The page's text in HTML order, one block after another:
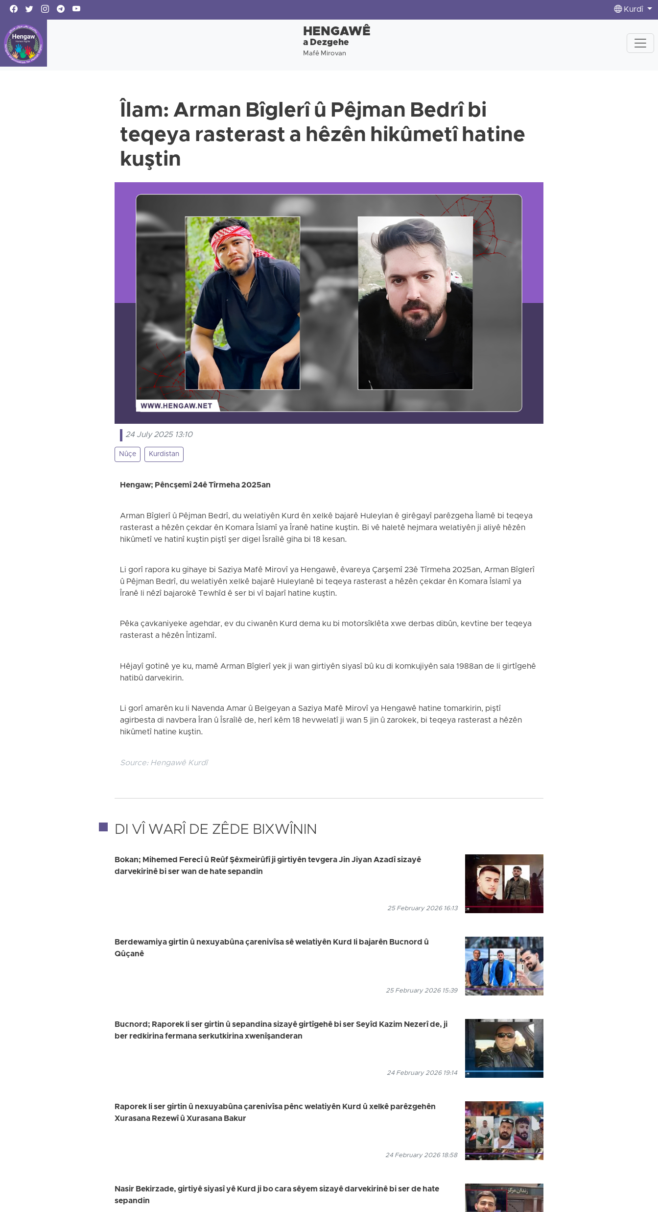
Kurdî
HENGAWÊ
a Dezgehe
Mafê Mirovan
Îlam: Arman Bîglerî û Pêjman Bedrî bi
teqeya rasterast a hêzên hikûmetî hatine
kuştin
24 July 2025 13:10
Nûçe Kurdistan
Hengaw; Pêncşemî 24ê Tîrmeha 2025an
Arman Bîglerî û Pêjman Bedrî, du welatiyên Kurd ên xelkê bajarê Huleylan ê girêgayî parêzgeha Îlamê bi teqeya
rasterast a hêzên çekdar ên Komara Îslamî ya Îranê hatine kuştin. Bi vê haletê hejmara welatiyên ji aliyê hêzên
hikûmetî ve hatinî kuştin piştî şer digel Îsraîlê giha bi 18 kesan.
Li gorî rapora ku gihaye bi Saziya Mafê Mirovî ya Hengawê, êvareya Çarşemî 23ê Tîrmeha 2025an, Arman Bîglerî
û Pêjman Bedrî, du welatiyên xelkê bajarê Huleylanê bi teqeya rasterast a hêzên çekdar ên Komara Îslamî ya
Îranê li nêzî bajarokê Tewhîd ê ser bi vî bajarî hatine kuştin.
Pêka çavkaniyeke agehdar, ev du ciwanên Kurd dema ku bi motorsîklêta xwe derbas dibûn, kevtine ber teqeya
rasterast a hêzên Întizamî.
Hêjayî gotinê ye ku, mamê Arman Bîglerî yek ji wan girtiyên siyasî bû ku di komkujiyên sala 1988an de li girtîgehê
hatibû darvekirin.
Li gorî amarên ku li Navenda Amar û Belgeyan a Saziya Mafê Mirovî ya Hengawê hatine tomarkirin, piştî
agirbesta di navbera Îran û Îsraîlê de, herî kêm 18 hevwelatî ji wan 5 jin û zarokek, bi teqeya rasterast a hêzên
hikûmetî hatine kuştin.
Source: Hengawê Kurdî
DI VÎ WARÎ DE ZÊDE BIXWÎNIN
Bokan; Mihemed Ferecî û Reûf Şêxmeirûfî ji girtiyên tevgera Jin Jiyan Azadî sizayê
darvekirinê bi ser wan de hate sepandin
25 February 2026 16:13
Berdewamiya girtin û nexuyabûna çarenivîsa sê welatiyên Kurd li bajarên Bucnord û
Qûçanê
25 February 2026 15:39
Bucnord; Raporek li ser girtin û sepandina sizayê girtîgehê bi ser Seyîd Kazim Nezerî de, ji
ber redkirina fermana serkutkirina xwenîşanderan
24 February 2026 19:14
Raporek li ser girtin û nexuyabûna çarenivîsa pênc welatiyên Kurd û xelkê parêzgehên
Xurasana Rezewî û Xurasana Bakur
24 February 2026 18:58
Nasir Bekirzade, girtiyê siyasî yê Kurd ji bo cara sêyem sizayê darvekirinê bi ser de hate
sepandin